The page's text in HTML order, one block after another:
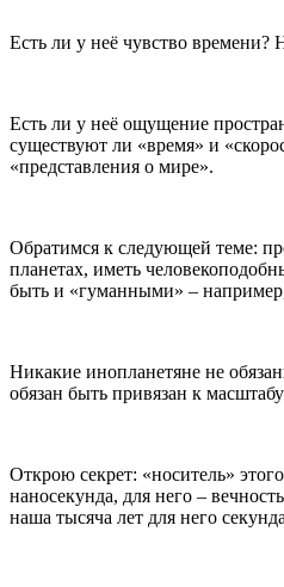
Есть ли у неё чувство времени?
Есть ли у неё ощущение
существуют ли «время» и
«представления о мире».
Обратимся к следующей теме:
планетах, иметь
быть и «гуманными» – например,
Никакие инопланетяне не
обязан быть привязан к
Открою секрет: «носитель»
наносекунда, для него –
наша тысяча лет для него